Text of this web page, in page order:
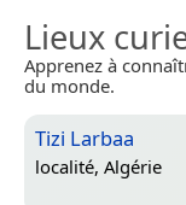
Lieux
Apprenez à
du monde.
Tizi Larbaa
localité, Algérie